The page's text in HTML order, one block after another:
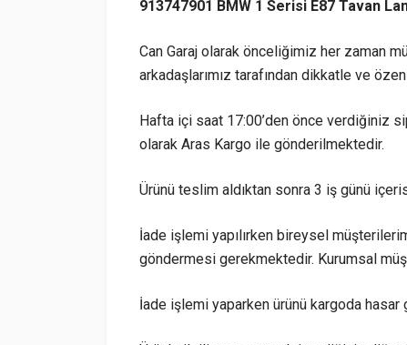
913747901 BMW 1 Serisi E87 Tavan
Can Garaj olarak önceliğimiz her zaman
arkadaşlarımız tarafından dikkatle ve
Hafta içi saat 17:00’den önce verdiğiniz
olarak Aras Kargo ile gönderilmektedir.
Ürünü teslim aldıktan sonra 3 iş günü
İade işlemi yapılırken bireysel
göndermesi gerekmektedir. Kurumsal
İade işlemi yaparken ürünü kargoda